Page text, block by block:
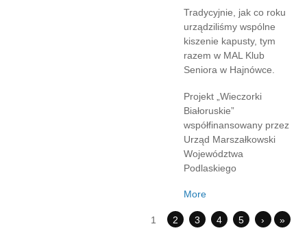
Tradycyjnie, jak co roku
urządziliśmy wspólne
kiszenie kapusty, tym
razem w MAL Klub
Seniora w Hajnówce.
Projekt „Wieczorki
Białoruskie”
współfinansowany przez
Urząd Marszałkowski
Województwa
Podlaskiego
More
1 2 3 4 5 › »